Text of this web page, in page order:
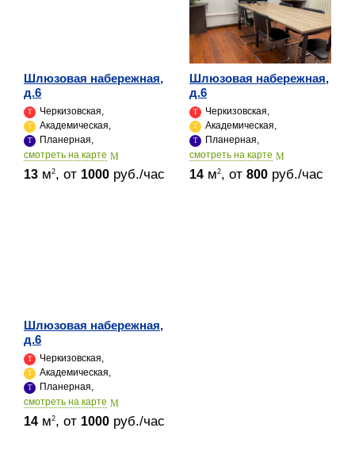
Шлюзовая набережная,
д.6
Черкизовская,
Академическая,
Планерная,
cмотреть на карте
13 м2, от 1000 руб./час
Шлюзовая набережная,
д.6
Черкизовская,
Академическая,
Планерная,
cмотреть на карте
14 м2, от 800 руб./час
Шлюзовая набережная,
д.6
Черкизовская,
Академическая,
Планерная,
cмотреть на карте
14 м2, от 1000 руб./час